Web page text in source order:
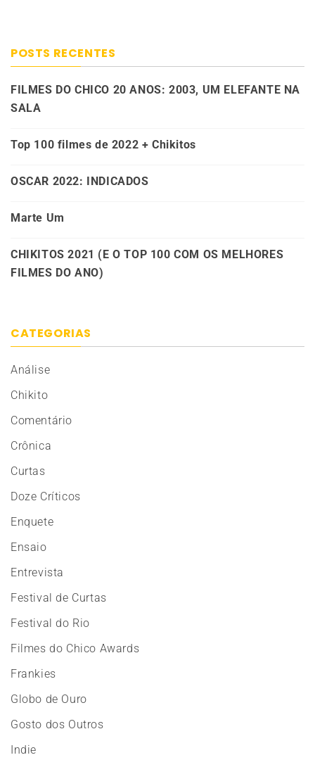
POSTS RECENTES
FILMES DO CHICO 20 ANOS: 2003, UM ELEFANTE NA
SALA
Top 100 filmes de 2022 + Chikitos
OSCAR 2022: INDICADOS
Marte Um
CHIKITOS 2021 (E O TOP 100 COM OS MELHORES
FILMES DO ANO)
CATEGORIAS
Análise
Chikito
Comentário
Crônica
Curtas
Doze Críticos
Enquete
Ensaio
Entrevista
Festival de Curtas
Festival do Rio
Filmes do Chico Awards
Frankies
Globo de Ouro
Gosto dos Outros
Indie